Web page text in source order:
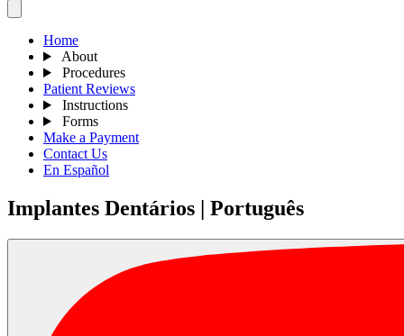
Home
About
Procedures
Patient Reviews
Instructions
Forms
Make a Payment
Contact Us
En Español
Implantes Dentários | Português